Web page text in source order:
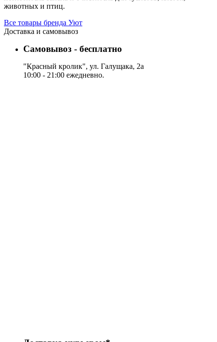
животных и птиц.
Все товары бренда Уют
Доставка и самовывоз
Самовывоз - бесплатно
"Красный кролик", ул. Галущака, 2а
10:00 - 21:00 ежедневно.